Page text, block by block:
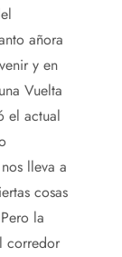
añora
y en
Vuelta
el actual
lleva a
cosas
la
corredor